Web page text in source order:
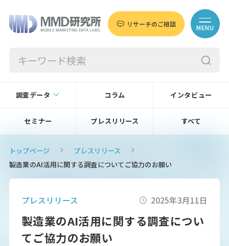
リサーチのご相談 MENU
調査データ コラム インタビュー
セミナー プレスリリース すべて
トップページ
プレスリリース
製造業のAI活用に関する調査についてご協力のお願い
プレスリリース 2025年3月11日
製造業のAI活用に関する調査につい
てご協力のお願い